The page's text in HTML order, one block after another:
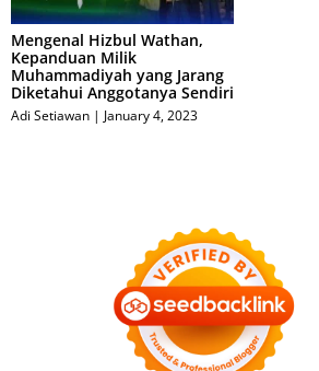
Mengenal Hizbul Wathan,
Kepanduan Milik
Muhammadiyah yang Jarang
Diketahui Anggotanya Sendiri
Adi Setiawan January 4, 2023